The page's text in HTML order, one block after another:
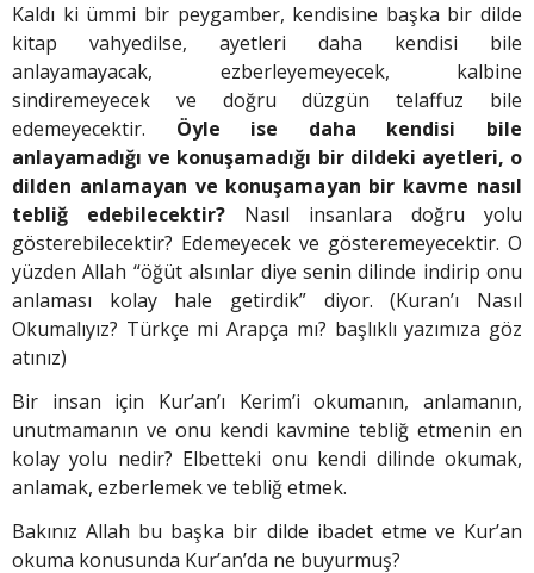
Kaldı ki ümmi bir peygamber, kendisine başka bir dilde
kitap vahyedilse, ayetleri daha kendisi bile
anlayamayacak, ezberleyemeyecek, kalbine
sindiremeyecek ve doğru düzgün telaffuz bile
edemeyecektir. Öyle ise daha kendisi bile
anlayamadığı ve konuşamadığı bir dildeki ayetleri, o
dilden anlamayan ve konuşamayan bir kavme nasıl
tebliğ edebilecektir? Nasıl insanlara doğru yolu
gösterebilecektir? Edemeyecek ve gösteremeyecektir. O
yüzden Allah “öğüt alsınlar diye senin dilinde indirip onu
anlaması kolay hale getirdik” diyor. (Kuran’ı Nasıl
Okumalıyız? Türkçe mi Arapça mı? başlıklı yazımıza göz
atınız)
Bir insan için Kur’an’ı Kerim’i okumanın, anlamanın,
unutmamanın ve onu kendi kavmine tebliğ etmenin en
kolay yolu nedir? Elbetteki onu kendi dilinde okumak,
anlamak, ezberlemek ve tebliğ etmek.
Bakınız Allah bu başka bir dilde ibadet etme ve Kur’an
okuma konusunda Kur’an’da ne buyurmuş?